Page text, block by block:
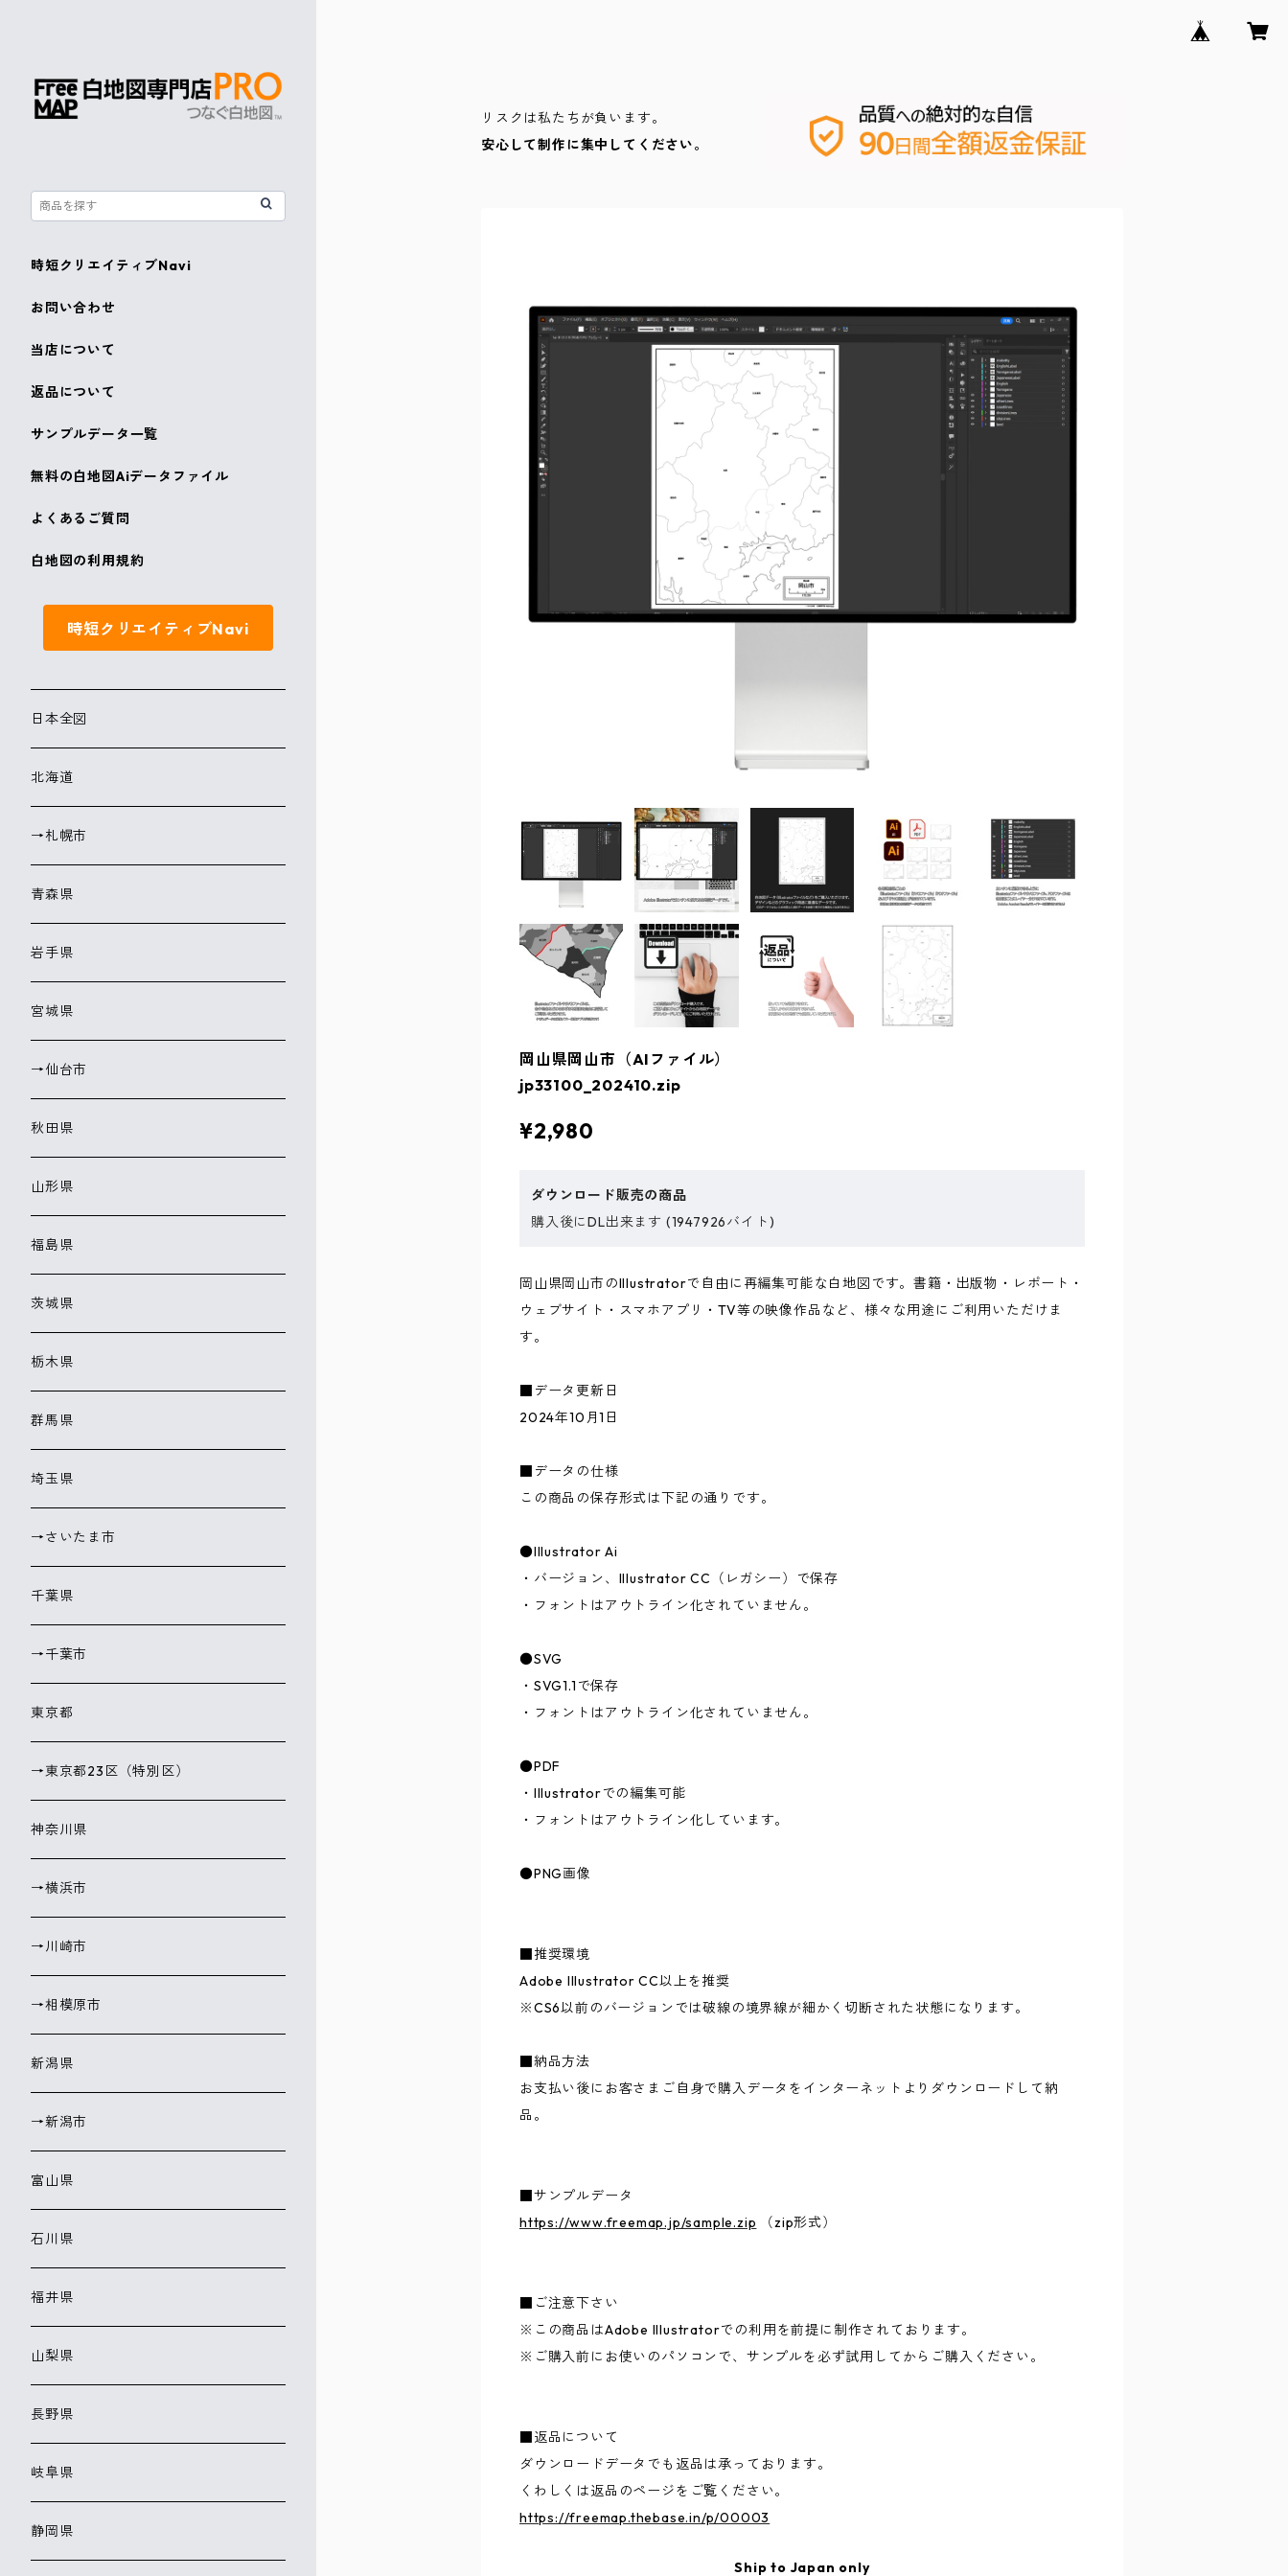
リスクは私たちが負います。
安心して制作に集中してください。
岡山県岡山市（AIファイル）
jp33100_202410.zip
¥2,980
ダウンロード販売の商品
購入後にDL出来ます (1947926バイト)
岡山県岡山市のIllustratorで自由に再編集可能な白地図です。書籍・出版物・レポート・
ウェブサイト・スマホアプリ・TV等の映像作品など、様々な用途にご利用いただけま
す。
■データ更新日
2024年10月1日
■データの仕様
この商品の保存形式は下記の通りです。
●Illustrator Ai
・バージョン、Illustrator CC（レガシー）で保存
・フォントはアウトライン化されていません。
●SVG
・SVG1.1で保存
・フォントはアウトライン化されていません。
●PDF
・Illustratorでの編集可能
・フォントはアウトライン化しています。
●PNG画像
■推奨環境
Adobe Illustrator CC以上を推奨
※CS6以前のバージョンでは破線の境界線が細かく切断された状態になります。
■納品方法
お支払い後にお客さまご自身で購入データをインターネットよりダウンロードして納
品。
■サンプルデータ
https://www.freemap.jp/sample.zip （zip形式）
■ご注意下さい
※この商品はAdobe Illustratorでの利用を前提に制作されております。
※ご購入前にお使いのパソコンで、サンプルを必ず試用してからご購入ください。
■返品について
ダウンロードデータでも返品は承っております。
くわしくは返品のページをご覧ください。
https://freemap.thebase.in/p/00003
Ship to Japan only
時短クリエイティブNavi
お問い合わせ
当店について
返品について
サンプルデータ一覧
無料の白地図Aiデータファイル
よくあるご質問
白地図の利用規約
時短クリエイティブNavi
日本全図
北海道
→札幌市
青森県
岩手県
宮城県
→仙台市
秋田県
山形県
福島県
茨城県
栃木県
群馬県
埼玉県
→さいたま市
千葉県
→千葉市
東京都
→東京都23区（特別区）
神奈川県
→横浜市
→川崎市
→相模原市
新潟県
→新潟市
富山県
石川県
福井県
山梨県
長野県
岐阜県
静岡県